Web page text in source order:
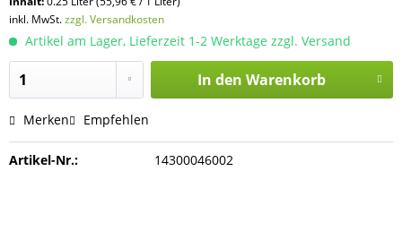
inkl. MwSt.zzgl. Versandkosten
Artikel am Lager, Lieferzeit 1-2 Werktage zzgl. Versand
In den Warenkorb
Merken Empfehlen
Artikel-Nr.: 14300046002